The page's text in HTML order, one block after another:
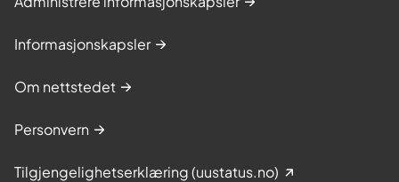
Informasjonskapsler
Om nettstedet
Personvern
Tilgjengelighetserklæring (uustatus.no)